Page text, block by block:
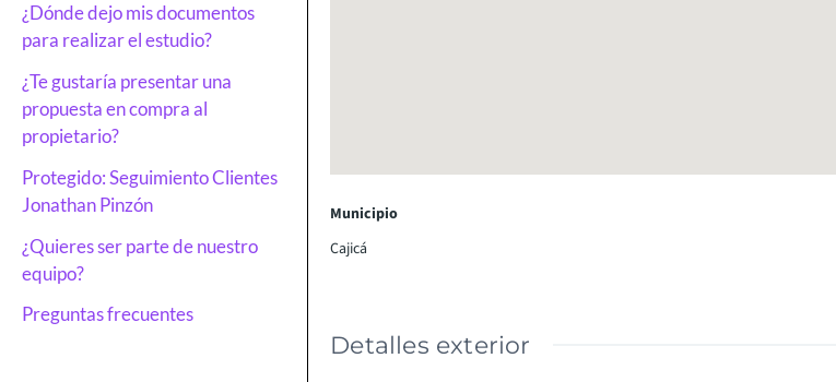
¿Dónde dejo mis documentos
para realizar el estudio?
¿Te gustaría presentar una
propuesta en compra al
propietario?
Protegido: Seguimiento Clientes
Jonathan Pinzón
¿Quieres ser parte de nuestro
equipo?
Preguntas frecuentes
Municipio
Cajicá
Detalles exterior